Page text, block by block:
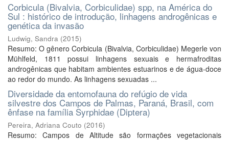
Corbicula (Bivalvia, Corbiculidae) spp, na América do
Sul : histórico de introdução, linhagens androgênicas e
genética da invasão
Ludwig, Sandra (2015)
Resumo: O gênero Corbicula (Bivalvia, Corbiculidae) Megerle von
Mühlfeld, 1811 possui linhagens sexuais e hermafroditas
androgênicas que habitam ambientes estuarinos e de água-doce
ao redor do mundo. As linhagens sexuadas ...
Diversidade da entomofauna do refúgio de vida
silvestre dos Campos de Palmas, Paraná, Brasil, com
ênfase na família Syrphidae (Diptera)
Pereira, Adriana Couto (2016)
Resumo: Campos de Altitude são formações vegetacionais